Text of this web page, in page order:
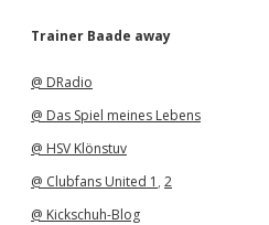
h
Trainer Baade away
@ DRadio
@ Das Spiel meines Lebens
@ HSV Klönstuv
@ Clubfans United 1 , 2
@ Kickschuh-Blog